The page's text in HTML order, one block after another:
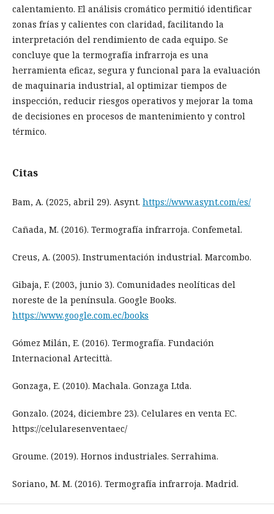
calentamiento. El análisis cromático permitió identificar
zonas frías y calientes con claridad, facilitando la
interpretación del rendimiento de cada equipo. Se
concluye que la termografía infrarroja es una
herramienta eficaz, segura y funcional para la evaluación
de maquinaria industrial, al optimizar tiempos de
inspección, reducir riesgos operativos y mejorar la toma
de decisiones en procesos de mantenimiento y control
térmico.
Citas
Bam, A. (2025, abril 29). Asynt. https://www.asynt.com/es/
Cañada, M. (2016). Termografía infrarroja. Confemetal.
Creus, A. (2005). Instrumentación industrial. Marcombo.
Gibaja, F. (2003, junio 3). Comunidades neolíticas del
noreste de la península. Google Books.
https://www.google.com.ec/books
Gómez Milán, E. (2016). Termografía. Fundación
Internacional Artecittà.
Gonzaga, E. (2010). Machala. Gonzaga Ltda.
Gonzalo. (2024, diciembre 23). Celulares en venta EC.
https://celularesenventaec/
Groume. (2019). Hornos industriales. Serrahima.
Soriano, M. M. (2016). Termografía infrarroja. Madrid.